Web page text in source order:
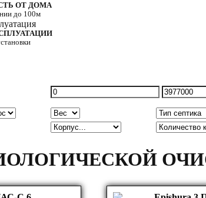
ОТ ДОМА
до 100м
Минимальная
цена цена